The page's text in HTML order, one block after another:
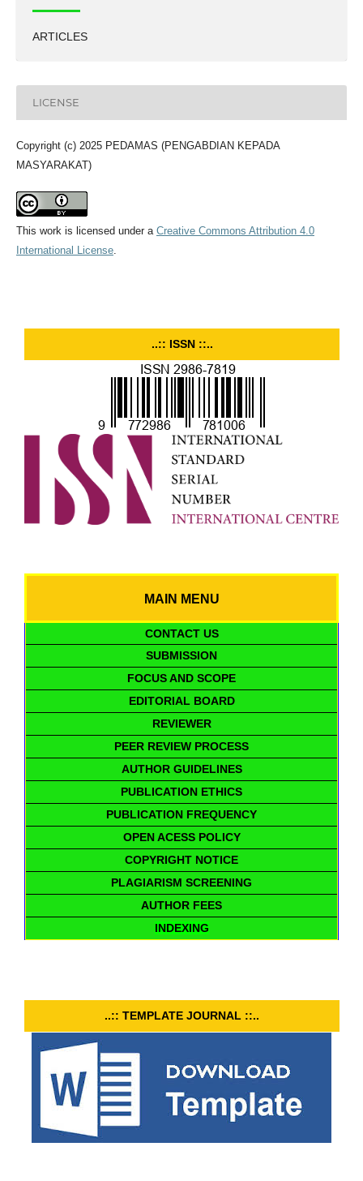
ARTICLES
LICENSE
Copyright (c) 2025 PEDAMAS (PENGABDIAN KEPADA
MASYARAKAT)
This work is licensed under a Creative Commons Attribution 4.0
International License.
..:: ISSN ::..
MAIN MENU
CONTACT US
SUBMISSION
FOCUS AND SCOPE
EDITORIAL BOARD
REVIEWER
PEER REVIEW PROCESS
AUTHOR GUIDELINES
PUBLICATION ETHICS
PUBLICATION FREQUENCY
OPEN ACESS POLICY
COPYRIGHT NOTICE
PLAGIARISM SCREENING
AUTHOR FEES
INDEXING
..:: TEMPLATE JOURNAL ::..